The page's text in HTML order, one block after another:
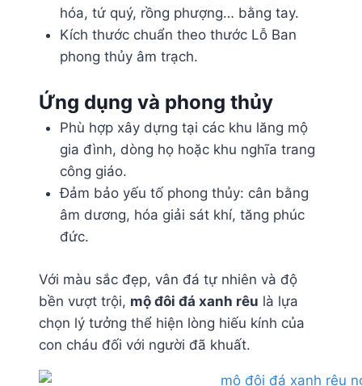
hóa, tứ quý, rồng phượng… bằng tay.
Kích thước chuẩn theo thước Lỗ Ban
phong thủy âm trạch.
Ứng dụng và phong thủy
Phù hợp xây dựng tại các khu lăng mộ
gia đình, dòng họ hoặc khu nghĩa trang
công giáo.
Đảm bảo yếu tố phong thủy: cân bằng
âm dương, hóa giải sát khí, tăng phúc
đức.
Với màu sắc đẹp, vân đá tự nhiên và độ
bền vượt trội, mộ đôi đá xanh rêu là lựa
chọn lý tưởng thể hiện lòng hiếu kính của
con cháu đối với người đã khuất.